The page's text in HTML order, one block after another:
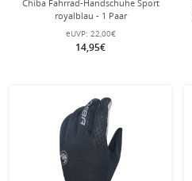
Chiba Fahrrad-Handschuhe Sport
royalblau - 1 Paar
eUVP: 22,00€
14,95€